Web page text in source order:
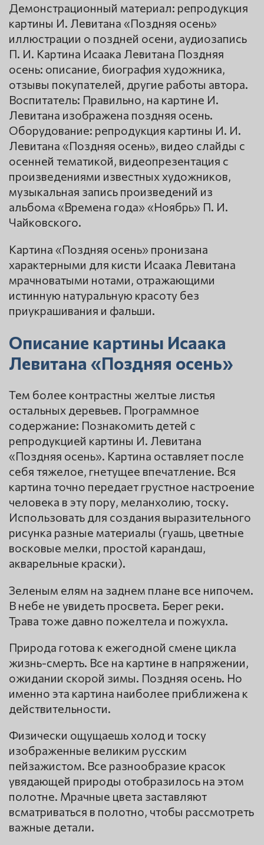
Демонстрационный материал: репродукция
картины И. Левитана «Поздняя осень»
иллюстрации о поздней осени, аудиозапись
П. И. Картина Исаака Левитана Поздняя
осень: описание, биография художника,
отзывы покупателей, другие работы автора.
Воспитатель: Правильно, на картине И.
Левитана изображена поздняя осень.
Оборудование: репродукция картины И. И.
Левитана «Поздняя осень», видео слайды с
осенней тематикой, видеопрезентация с
произведениями известных художников,
музыкальная запись произведений из
альбома «Времена года» «Ноябрь» П. И.
Чайковского.
Картина «Поздняя осень» пронизана
характерными для кисти Исаака Левитана
мрачноватыми нотами, отражающими
истинную натуральную красоту без
приукрашивания и фальши.
Описание картины Исаака
Левитана «Поздняя осень»
Тем более контрастны желтые листья
остальных деревьев. Программное
содержание: Познакомить детей с
репродукцией картины И. Левитана
«Поздняя осень». Картина оставляет после
себя тяжелое, гнетущее впечатление. Вся
картина точно передает грустное настроение
человека в эту пору, меланхолию, тоску.
Использовать для создания выразительного
рисунка разные материалы (гуашь, цветные
восковые мелки, простой карандаш,
акварельные краски).
Зеленым елям на заднем плане все нипочем.
В небе не увидеть просвета. Берег реки.
Трава тоже давно пожелтела и пожухла.
Природа готова к ежегодной смене цикла
жизнь-смерть. Все на картине в напряжении,
ожидании скорой зимы. Поздняя осень. Но
именно эта картина наиболее приближена к
действительности.
Физически ощущаешь холод и тоску
изображенные великим русским
пейзажистом. Все разнообразие красок
увядающей природы отобразилось на этом
полотне. Мрачные цвета заставляют
всматриваться в полотно, чтобы рассмотреть
важные детали.